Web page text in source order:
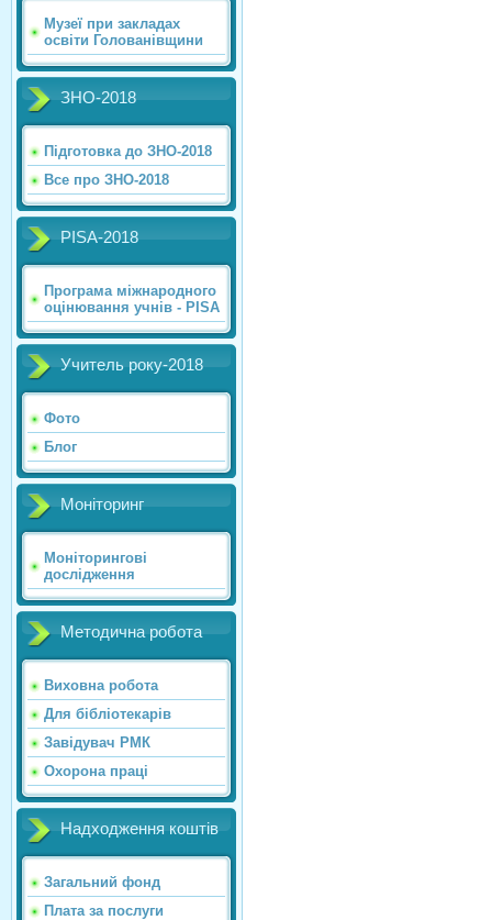
Музеї при закладах
освіти Голованівщини
ЗНО-2018
Підготовка до ЗНО-2018
Все про ЗНО-2018
PISA-2018
Програма міжнародного
оцінювання учнів - PISA
Учитель року-2018
Фото
Блог
Моніторинг
Моніторингові
дослідження
Методична робота
Виховна робота
Для бібліотекарів
Завідувач РМК
Охорона праці
Надходження коштів
Загальний фонд
Плата за послуги